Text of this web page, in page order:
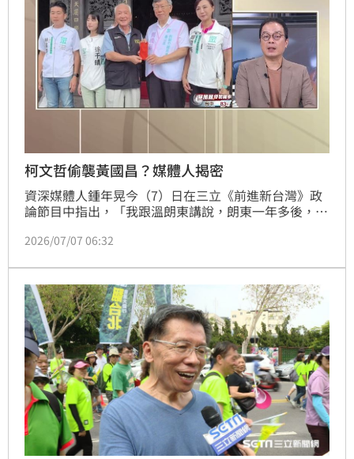
柯文哲偷襲黃國昌？媒體人揭密
資深媒體人鍾年晃今（7）日在三立《前進新台灣》政
論節目中指出，「我跟溫朗東講說，朗東一年多後，我
見光死。」他說，在座大家都講過「文昌配」，或是說
這個選項，基本上不是新聞，也不是什麼國家機密，就
大家都想過，柯文哲這時候突然丟出來，其實他覺得柯
文哲，是要讓黃國昌見光死。
2026/07/07 06:32